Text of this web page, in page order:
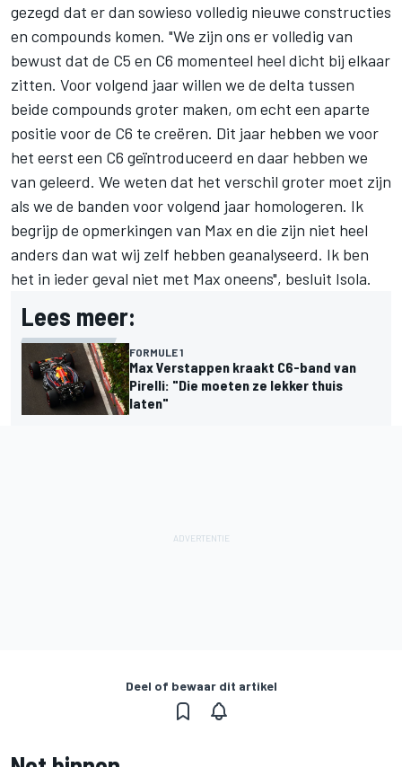
gezegd dat er dan sowieso volledig nieuwe constructies
en compounds komen. "We zijn ons er volledig van
bewust dat de C5 en C6 momenteel heel dicht bij elkaar
zitten. Voor volgend jaar willen we de delta tussen
beide compounds groter maken, om echt een aparte
positie voor de C6 te creëren. Dit jaar hebben we voor
het eerst een C6 geïntroduceerd en daar hebben we
van geleerd. We weten dat het verschil groter moet zijn
als we de banden voor volgend jaar homologeren. Ik
begrijp de opmerkingen van Max en die zijn niet heel
anders dan wat wij zelf hebben geanalyseerd. Ik ben
het in ieder geval niet met Max oneens", besluit Isola.
Lees meer:
FORMULE 1
Max Verstappen kraakt C6-band van
Pirelli: "Die moeten ze lekker thuis
laten"
Deel of bewaar dit artikel